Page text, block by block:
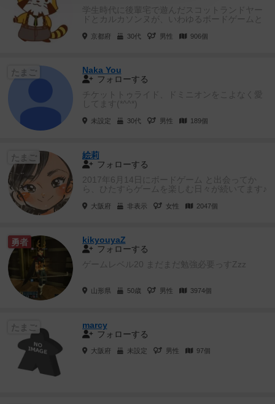
学生時代に後輩宅で遊んだスコットランドヤー
ドとカルカソンヌが、いわゆるボードゲームと
京都府 30代 男性 906個
たまご
Naka You
フォローする
チケットトゥライド、ドミニオンをこよなく愛
してます(*^^*)
未設定 30代 男性 189個
たまご
絵莉
フォローする
2017年6月14日にボードゲーム と出会ってか
ら、ひたすらゲームを楽しむ日々が続いてます♪
大阪府 非表示 女性 2047個
勇者
kikyouyaZ
フォローする
ゲームレベル20 まだまだ勉強必要っすZzz
山形県 50歳 男性 3974個
marcy
フォローする
大阪府 未設定 男性 97個